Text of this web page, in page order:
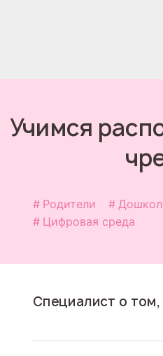
Учимся
Родители
Цифровая среда
Специалист о том,